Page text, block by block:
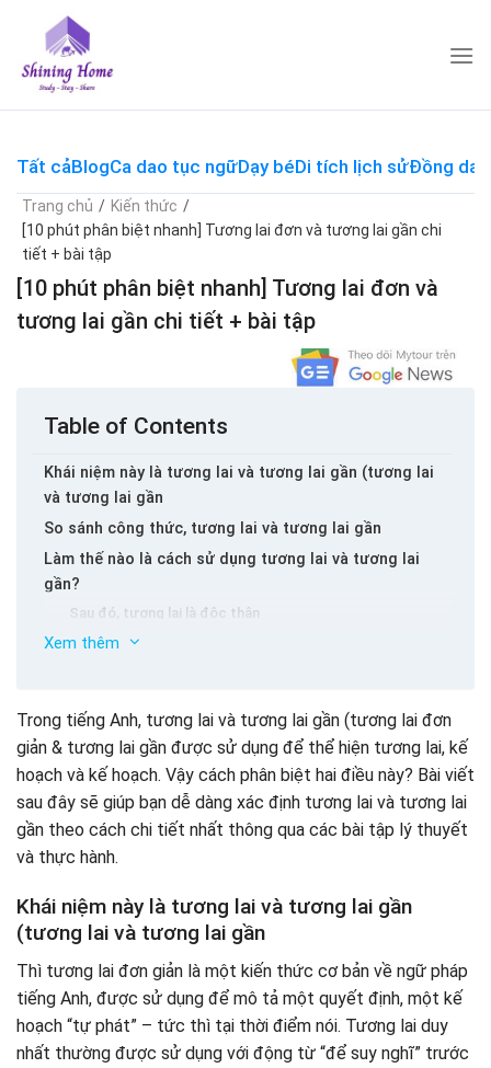
content
Tất cảBlogCa dao tục ngữDạy béDi tích lịch sửĐồng dao
Trang chủ / Kiến thức /
[10 phút phân biệt nhanh] Tương lai đơn và tương lai gần chi
tiết + bài tập
[10 phút phân biệt nhanh] Tương lai đơn và
tương lai gần chi tiết + bài tập
Table of Contents
Khái niệm này là tương lai và tương lai gần (tương lai
và tương lai gần
So sánh công thức, tương lai và tương lai gần
Làm thế nào là cách sử dụng tương lai và tương lai
gần?
Sau đó, tương lai là độc thân
Sau đó, tương lai gần
Xác định tương lai gần
Các bài tập để củng cố kiến ​​thức, tương lai và tương
lai gần với các giải pháp chi tiết
Bài tập 1. Chọn câu trả lời đúng
Bài tập 2. Điền vào câu trả lời đúng trong trống
Bài tập 3. Sử dụng các từ được đề xuất để hoàn thành
Xem thêm
Trong tiếng Anh, tương lai và tương lai gần (tương lai đơn
giản & tương lai gần được sử dụng để thể hiện tương lai, kế
hoạch và kế hoạch. Vậy cách phân biệt hai điều này? Bài viết
sau đây sẽ giúp bạn dễ dàng xác định tương lai và tương lai
gần theo cách chi tiết nhất thông qua các bài tập lý thuyết
và thực hành.
Khái niệm này là tương lai và tương lai gần
(tương lai và tương lai gần
Thì tương lai đơn giản là một kiến ​​thức cơ bản về ngữ pháp
tiếng Anh, được sử dụng để mô tả một quyết định, một kế
hoạch “tự phát” – tức thì tại thời điểm nói. Tương lai duy
nhất thường được sử dụng với động từ “để suy nghĩ” trước